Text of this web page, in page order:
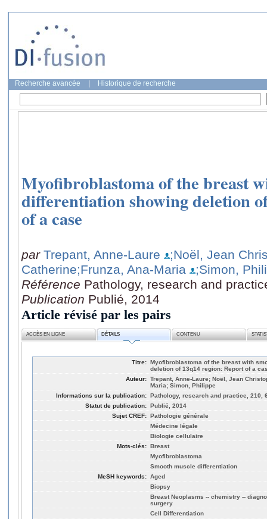
Recherche avancée Historique de recherche
Myofibroblastoma of the breast
differentiation showing deletion
of a case
par Trepant, Anne-Laure
;Noël, Jean
Catherine;Frunza, Ana-Maria
;Simon,
Référence Pathology, research and
Publication Publié, 2014
Article révisé par les pairs
ACCÈS EN LIGNE DÉTAILS CONTENU
Titre: Myofibroblastoma of the breast with
deletion of 13q14 region: Report of a
Auteur: Trepant, Anne-Laure; Noël, Jean
Maria; Simon, Philippe
Informations sur la publication: Pathology, research and practice, 210,
Statut de publication: Publié, 2014
Sujet CREF: Pathologie générale
Médecine légale
Biologie cellulaire
Mots-clés: Breast
Myofibroblastoma
Smooth muscle differentiation
MeSH keywords: Aged
Biopsy
Breast Neoplasms -- chemistry --
surgery
Cell Differentiation